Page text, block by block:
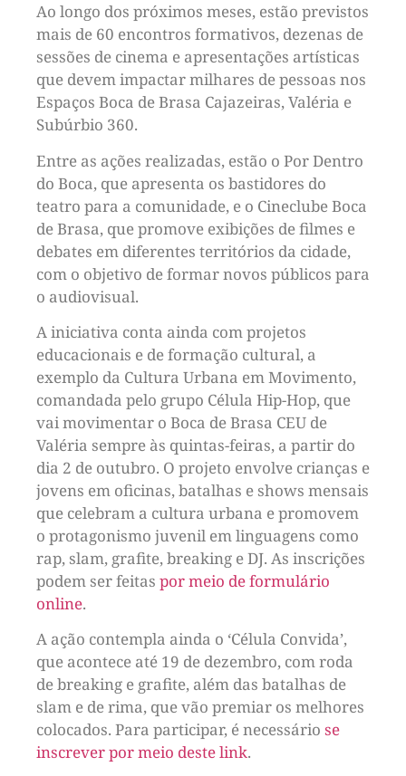
Ao longo dos próximos meses, estão previstos
mais de 60 encontros formativos, dezenas de
sessões de cinema e apresentações artísticas
que devem impactar milhares de pessoas nos
Espaços Boca de Brasa Cajazeiras, Valéria e
Subúrbio 360.
Entre as ações realizadas, estão o Por Dentro
do Boca, que apresenta os bastidores do
teatro para a comunidade, e o Cineclube Boca
de Brasa, quepromove exibições de filmes e
debates em diferentes territórios da cidade,
com o objetivo de formar novos públicos para
o audiovisual.
A iniciativa conta ainda com projetos
educacionais e de formação cultural, a
exemplo da Cultura Urbana em Movimento,
comandada pelo grupo Célula Hip-Hop, que
vai movimentar o Boca de Brasa CEU de
Valéria sempre às quintas-feiras, a partir do
dia 2 de outubro. O projeto envolve crianças e
jovens em oficinas, batalhas e shows mensais
que celebram a cultura urbana e promovem
o protagonismo juvenil em linguagens como
rap, slam, grafite, breaking e DJ. As inscrições
podem ser feitas por meio de formulário
online.
A ação contempla ainda o ‘Célula Convida’,
que acontece até 19 de dezembro, com roda
de breaking e grafite, além das batalhas de
slam e de rima, que vão premiar os melhores
colocados. Para participar, é necessário se
inscrever por meio deste link.